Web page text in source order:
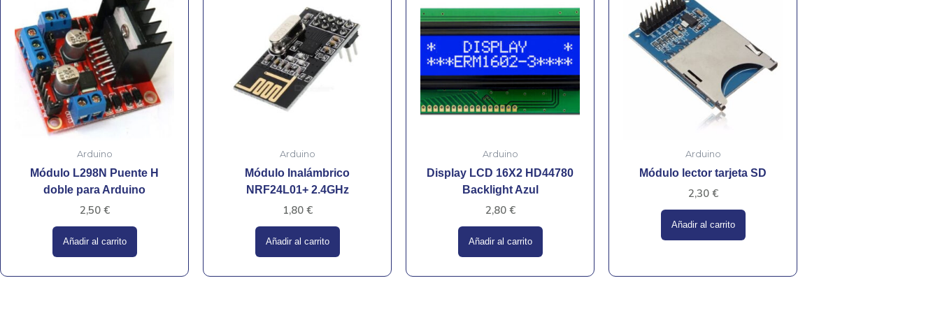
Arduino
Módulo L298N Puente H
doble para Arduino
2,50 €
Añadir al carrito
Arduino
Módulo Inalámbrico
NRF24L01+ 2.4GHz
1,80 €
Añadir al carrito
Arduino
Display LCD 16X2 HD44780
Backlight Azul
2,80 €
Añadir al carrito
Arduino
Módulo lector tarjeta SD
2,30 €
Añadir al carrito